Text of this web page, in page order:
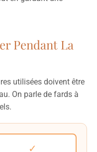
Pendant La
utilisées doivent être
On parle de fards à
✓